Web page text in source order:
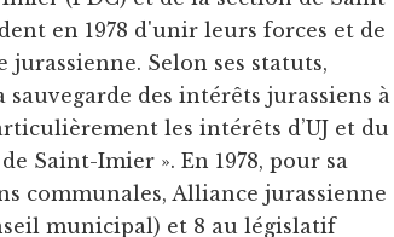
en 1978 d'unir leurs forces et de
Selon ses statuts,
des intérêts jurassiens à
les intérêts d’UJ et du
Saint-Imier ». En 1978, pour sa
communales, Alliance jurassienne
municipal) et 8 au législatif